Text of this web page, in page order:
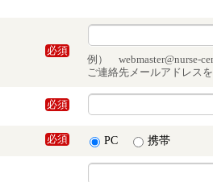
必須
例） webmaster@nurse-
ご連絡先メールアドレス
必須
必須 PC 携帯